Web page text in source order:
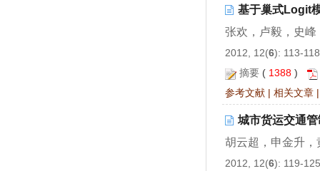
基于巢式Logit
张欢，卢毅，史峰
2012, 12(6): 113-
摘要 ( 1388)
参考文献 |相关文章
城市货运交通
胡云超，申金升，
2012, 12(6): 119-